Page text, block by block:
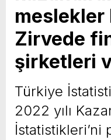
yeni özellikler belli
meslekler
Zirvede
şirketleri
Türkiye
2022 yılı
İstatistikleri’ni